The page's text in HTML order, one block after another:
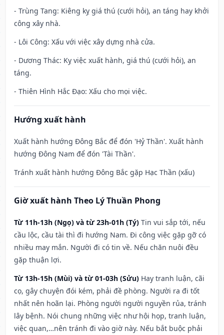
- Trùng Tang: Kiêng kỵ giá thú (cưới hỏi), an táng hay khởi
công xây nhà.
- Lôi Công: Xấu với việc xây dựng nhà cửa.
- Dương Thác: Kỵ việc xuất hành, giá thú (cưới hỏi), an
táng.
- Thiên Hình Hắc Đạo: Xấu cho mọi việc.
Hướng xuất hành
Xuất hành hướng Đông Bắc để đón 'Hỷ Thần'. Xuất hành
hướng Đông Nam để đón 'Tài Thần'.
Tránh xuất hành hướng Đông Bắc gặp Hạc Thần (xấu)
Giờ xuất hành Theo Lý Thuần Phong
Từ 11h-13h (Ngọ) và từ 23h-01h (Tý) Tin vui sắp tới, nếu
cầu lộc, cầu tài thì đi hướng Nam. Đi công việc gặp gỡ có
nhiều may mắn. Người đi có tin về. Nếu chăn nuôi đều
gặp thuận lợi.
Từ 13h-15h (Mùi) và từ 01-03h (Sửu) Hay tranh luận, cãi
cọ, gây chuyện đói kém, phải đề phòng. Người ra đi tốt
nhất nên hoãn lại. Phòng người người nguyền rủa, tránh
lây bệnh. Nói chung những việc như hội họp, tranh luận,
việc quan,…nên tránh đi vào giờ này. Nếu bắt buộc phải